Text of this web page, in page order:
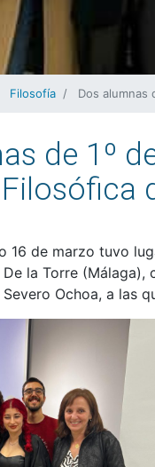
Filosofía Dos alumnas
de 1º
16 de marzo tuvo
la Torre
Ochoa, a las